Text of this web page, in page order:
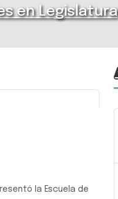
en Legislatura
la Escuela de